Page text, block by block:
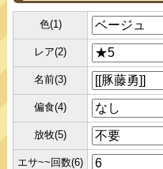
色(1)
レア(2)
名前(3)
偏食(4)
放牧(5)
エサ~~回数(6)